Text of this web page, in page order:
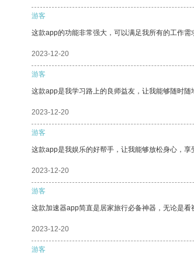
游客
这款app的功能非常强大，可以满足我所有的工作需
2023-12-20
游客
这款app是我学习路上的良师益友，让我能够随时随
2023-12-20
游客
这款app是我娱乐的好帮手，让我能够放松身心，享
2023-12-20
游客
这款加速器app简直是居家旅行必备神器，无论是
2023-12-20
游客